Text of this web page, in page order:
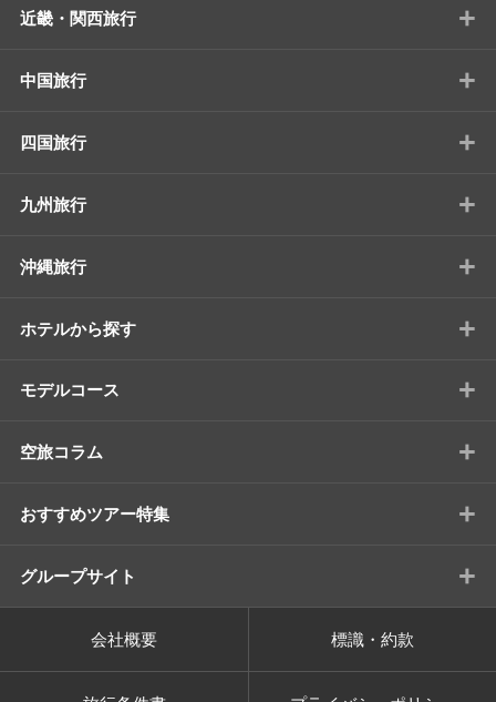
近畿・関西旅行 +
中国旅行 +
四国旅行 +
九州旅行 +
沖縄旅行 +
ホテルから探す +
モデルコース +
空旅コラム +
おすすめツアー特集 +
グループサイト +
会社概要 標識・約款